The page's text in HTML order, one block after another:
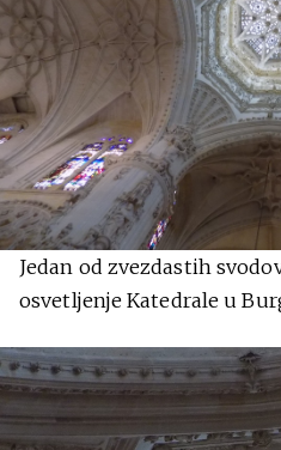
Jedan od zvezdastih
osvetljenje Katedrale u